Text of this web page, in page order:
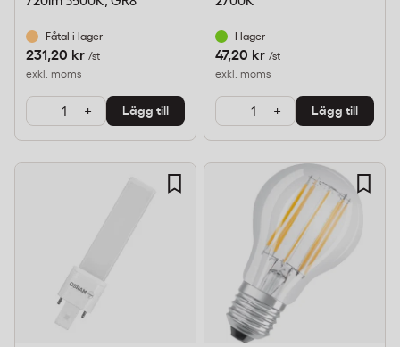
Fåtal i lager
231,20 kr /st
exkl. moms
- + Lägg till
I lager
47,20 kr /st
exkl. moms
- + Lägg till